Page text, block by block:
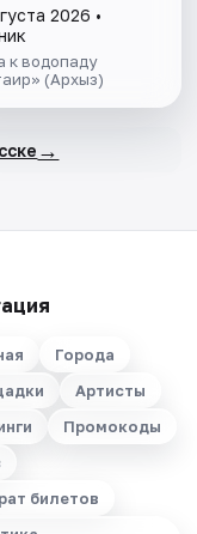
2026 •
к водопаду
(Архыз)
→
Города
Артисты
Промокоды
билетов